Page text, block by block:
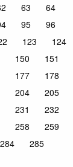
63
64
95
96
123
124
150
151
177
178
204
205
231
232
258
259
284
285